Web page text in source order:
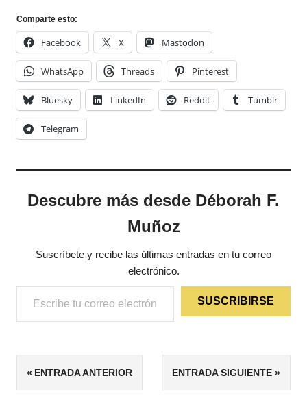
Comparte esto:
Facebook X Mastodon
WhatsApp Threads Pinterest
Bluesky LinkedIn Reddit Tumblr
Telegram
Descubre más desde Déborah F.
Muñoz
Suscríbete y recibe las últimas entradas en tu correo
electrónico.
Escribe tu correo electrónico…
SUSCRIBIRSE
ETIQUETAS
FANTASÍA
Navegación
ENTRADA ANTERIOR ENTRADA SIGUIENTE